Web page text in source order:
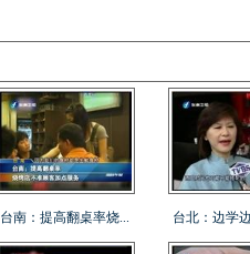
台南：提高翻桌率烧... 台北：边学